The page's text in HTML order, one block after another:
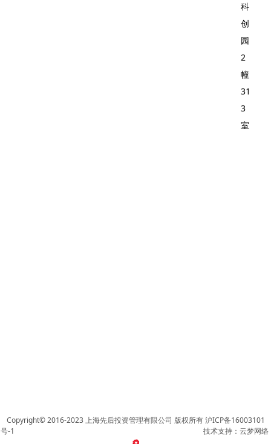
科
创
园
2
幢
31
3
室
Copyright© 2016-2023 上海先后投资管理有限公司 版权所有沪ICP备16003101
号-1
技术支持：云梦网络